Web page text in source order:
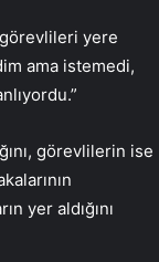
yere
ama istemedi,
görevlilerin ise
yer aldığını